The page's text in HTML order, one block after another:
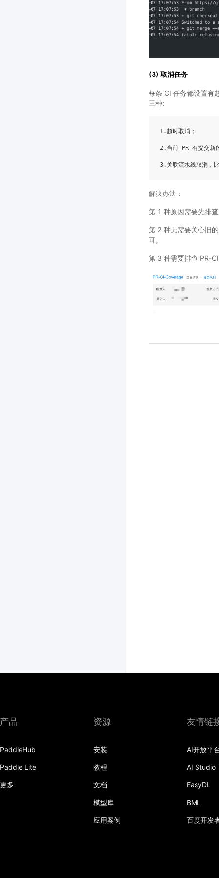
(3) 取消任务
每条 CI 任务都设置有
三种:
1.超时取消；
2.当前 PR 有提交新
解决办法：
第 1 种原因需要先排
第 2 种无需要关心旧
可。
第 3 种需要排查 PR-
产品
PaddleHub
Paddle Lite
更多
资源
安装
教程
文档
模型库
应用案例
友情链
AI开放平
AI Studio
EasyDL
BML
百度开发